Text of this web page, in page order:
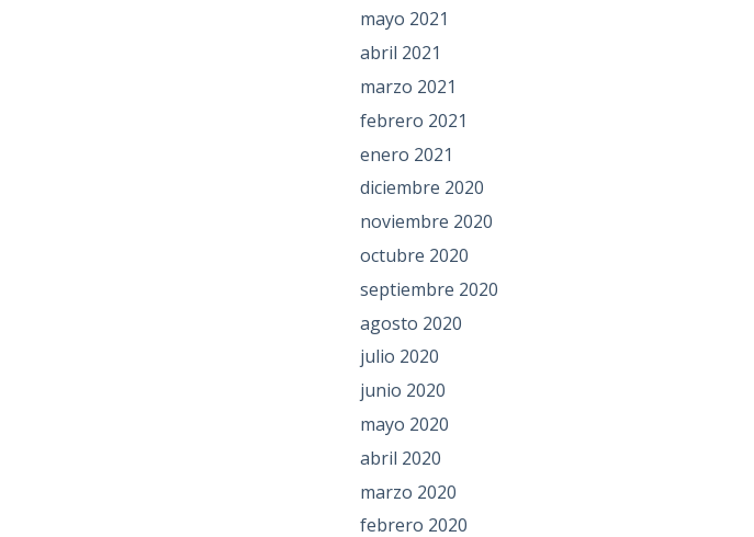
mayo 2021
abril 2021
marzo 2021
febrero 2021
enero 2021
diciembre 2020
noviembre 2020
octubre 2020
septiembre 2020
agosto 2020
julio 2020
junio 2020
mayo 2020
abril 2020
marzo 2020
febrero 2020